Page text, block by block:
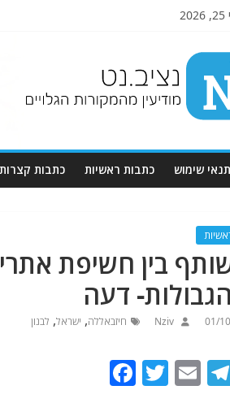
תנאי שימוש כתבות ראשיות כתבות קצרות
בין חשיפת
דעה
01/
Nziv חיזבאללה, ישראל, לבנון
T
E
T